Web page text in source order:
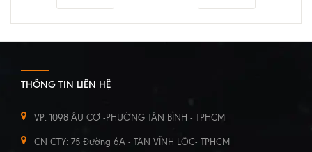
THÔNG TIN LIÊN HỆ
VP: 1098 ÂU CƠ -PHƯỜNG TÂN BÌNH - TPHCM
CN CTY: 75 Đường 6A - TÂN VĨNH LỘC- TPHCM